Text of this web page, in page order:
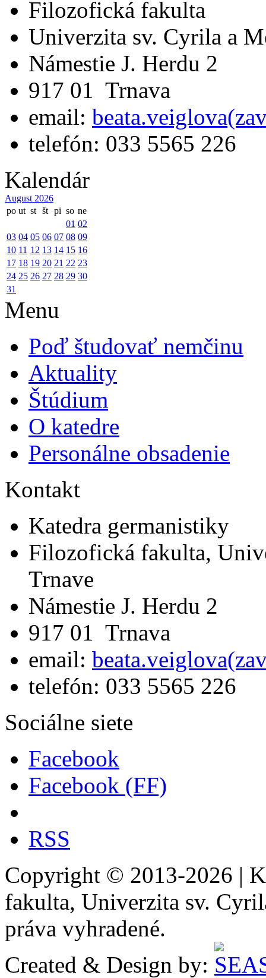
Filozofická fakulta
Univerzita sv. Cyrila a
Námestie J. Herdu 2
917 01 Trnava
email:
telefón: 033 5565 226
Kalendár
August 2026
po ut st št pi so ne
01 02
03 04 05 06 07 08 09
10 11 12 13 14 15 16
17 18 19 20 21 22 23
24 25 26 27 28 29 30
31
Menu
Poď študovať nemčinu
Aktuality
Štúdium
O katedre
Personálne obsadenie
Kontakt
Katedra germanistiky
Filozofická fakulta,
Trnave
Námestie J. Herdu 2
917 01 Trnava
email:
telefón: 033 5565 226
Sociálne siete
Facebook
Facebook (FF)
RSS
Copyright © 2013-2026 |
fakulta, Univerzita sv.
práva vyhradené.
Created & Design by: